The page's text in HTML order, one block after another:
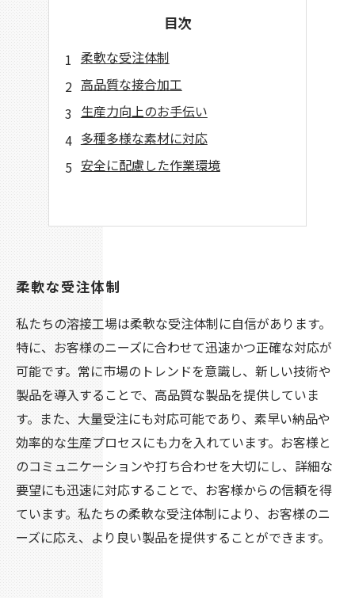
目次
柔軟な受注体制
高品質な接合加工
生産力向上のお手伝い
多種多様な素材に対応
安全に配慮した作業環境
柔軟な受注体制
私たちの溶接工場は柔軟な受注体制に自信があります。
特に、お客様のニーズに合わせて迅速かつ正確な対応が
可能です。常に市場のトレンドを意識し、新しい技術や
製品を導入することで、高品質な製品を提供していま
す。また、大量受注にも対応可能であり、素早い納品や
効率的な生産プロセスにも力を入れています。お客様と
のコミュニケーションや打ち合わせを大切にし、詳細な
要望にも迅速に対応することで、お客様からの信頼を得
ています。私たちの柔軟な受注体制により、お客様のニ
ーズに応え、より良い製品を提供することができます。